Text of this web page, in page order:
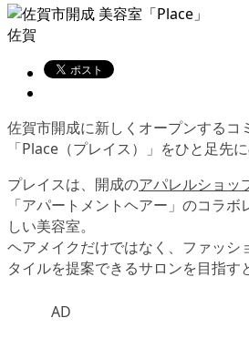
佐賀
佐賀市開成に新しくオープンするコ
「Place（プレイス）」をひと足先
プレイスは、開成のアパレルショッ
「アパートメントヘアー」のコラ
しい美容室。
ヘアメイクだけではなく、ファッシ
タイルを提案できるサロンを目指す
AD